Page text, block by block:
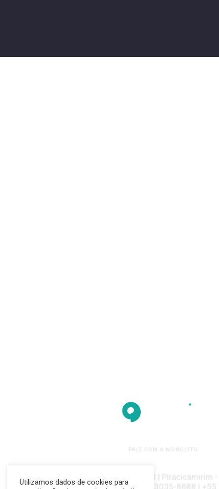
FALE COM A MONOLITO
Rua Argentina | 415 | Sala 4 | Piracicamirim
+55 19 3426-3099 | +55 19 3035-8888 |
Utilizamos dados de cookies para